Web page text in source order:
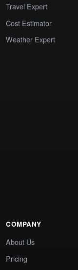
Travel Expert
Cost Estimator
Weather Expert
COMPANY
About Us
Pricing